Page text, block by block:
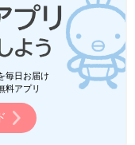
ある
手間がかかる割には少
ると、次年度の住民税
民税も、総収入から各
から、面倒でもぜひ
毎日お届け
料アプリ